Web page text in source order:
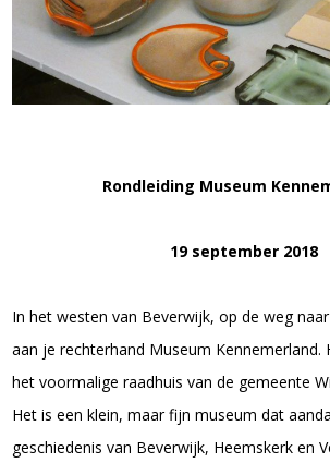
Rondleiding Museum
19 september 2018
In het westen van Beverwijk, op de weg
aan je rechterhand Museum Kennemerland.
het voormalige raadhuis van de gemeente
Het is een klein, maar fijn museum dat
geschiedenis van Beverwijk, Heemskerk en